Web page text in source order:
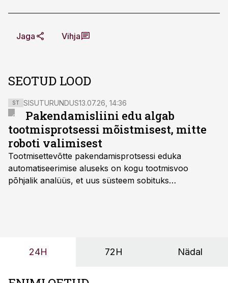
Jaga Vihja
SEOTUD LOOD
ST SISUTURUNDUS13.07.26, 14:36
Pakendamisliini edu algab
tootmisprotsessi mõistmisest, mitte
roboti valimisest
Tootmisettevõtte pakendamisprotsessi eduka
automatiseerimise aluseks on kogu tootmisvoo
põhjalik analüüs, et uus süsteem sobituks
OÜ tegevjuht Sander Mitendorf.
24H 72H Nädal